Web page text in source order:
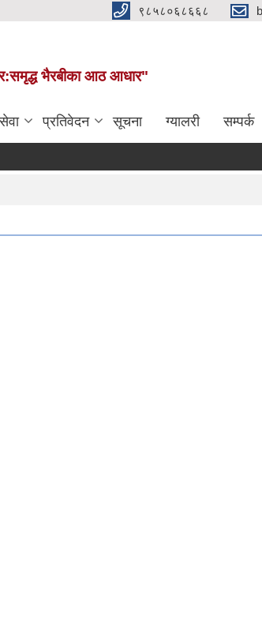
९८५८०६८६६८
भैरबीका आठ आधार"
प्रतिवेदन सूचना ग्यालरी सम्पर्क